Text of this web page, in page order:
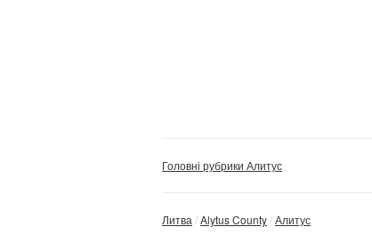
Головні рубрики Алитус
Литва Alytus County Алитус